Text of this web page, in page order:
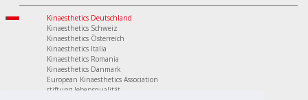
Kinaesthetics Deutschland
Kinaesthetics Schweiz
Kinaesthetics Österreich
Kinaesthetics Italia
Kinaesthetics Romania
Kinaesthetics Danmark
European Kinaesthetics Association
stiftung lebensqualität